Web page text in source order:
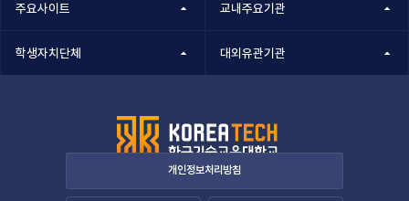
주요사이트 교내주요기관
학생자치단체 대외유관기관
개인정보처리방침